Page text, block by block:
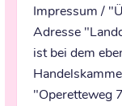
Impressum /
Adresse
ist bei dem
"Operetteweg